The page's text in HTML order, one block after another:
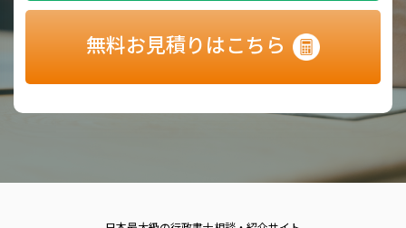
無料お見積りはこちら